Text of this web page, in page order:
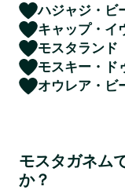
ハジャジ・ビ
キャップ・イ
モスタランド
モスキー・ド
オウレア・ビ
モスタガネム
か？